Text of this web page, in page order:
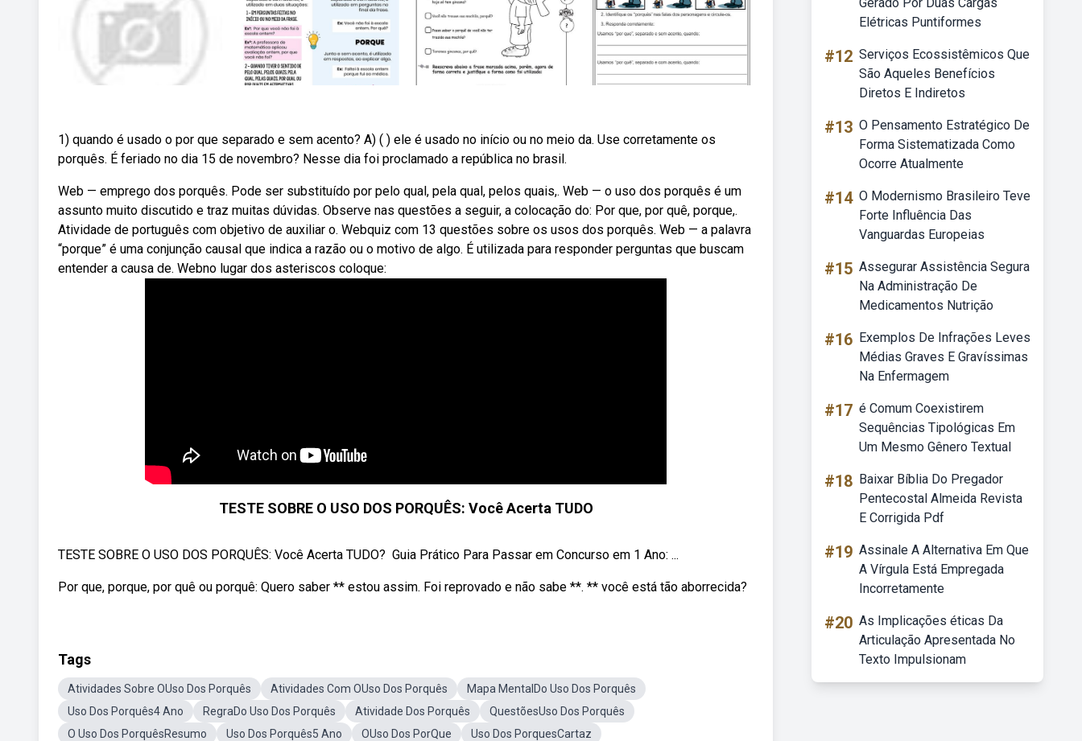
1) quando é usado o por que separado e sem acento? A) ( ) ele é usado no início ou no meio da. Use corretamente os
porquês. É feriado no dia 15 de novembro? Nesse dia foi proclamado a república no brasil.
Web — emprego dos porquês. Pode ser substituído por pelo qual, pela qual, pelos quais,. Web — o uso dos porquês é um
assunto muito discutido e traz muitas dúvidas. Observe nas questões a seguir, a colocação do: Por que, por quê, porque,.
Atividade de português com objetivo de auxiliar o. Webquiz com 13 questões sobre os usos dos porquês. Web — a palavra
“porque” é uma conjunção causal que indica a razão ou o motivo de algo. É utilizada para responder perguntas que buscam
entender a causa de. Webno lugar dos asteriscos coloque:
TESTE SOBRE O USO DOS PORQUÊS: Você Acerta TUDO
TESTE SOBRE O USO DOS PORQUÊS: Você Acerta TUDO? ‍ Guia Prático Para Passar em Concurso em 1 Ano: ...
Por que, porque, por quê ou porquê: Quero saber ** estou assim. Foi reprovado e não sabe **. ** você está tão aborrecida?
Tags
Atividades Sobre OUso Dos Porquês Atividades Com OUso Dos Porquês
Mapa MentalDo Uso Dos Porquês
Uso Dos Porquês4 Ano
RegraDo Uso Dos Porquês Atividade Dos Porquês
QuestõesUso Dos Porquês
O Uso Dos PorquêsResumo
Uso Dos Porquês5 Ano OUso Dos PorQue
Uso Dos PorquesCartaz
Elétricas Puntiformes
#12 Serviços Ecossistêmicos Que
São Aqueles Benefícios
Diretos E Indiretos
#13 O Pensamento Estratégico De
Forma Sistematizada Como
Ocorre Atualmente
#14 O Modernismo Brasileiro Teve
Forte Influência Das
Vanguardas Europeias
#15 Assegurar Assistência Segura
Na Administração De
Medicamentos Nutrição
#16 Exemplos De Infrações Leves
Médias Graves E Gravíssimas
Na Enfermagem
#17 é Comum Coexistirem
Sequências Tipológicas Em
Um Mesmo Gênero Textual
#18 Baixar Bíblia Do Pregador
Pentecostal Almeida Revista
E Corrigida Pdf
#19 Assinale A Alternativa Em Que
A Vírgula Está Empregada
Incorretamente
#20 As Implicações éticas Da
Articulação Apresentada No
Texto Impulsionam